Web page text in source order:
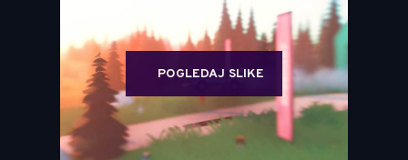
POGLEDAJ SLIKE